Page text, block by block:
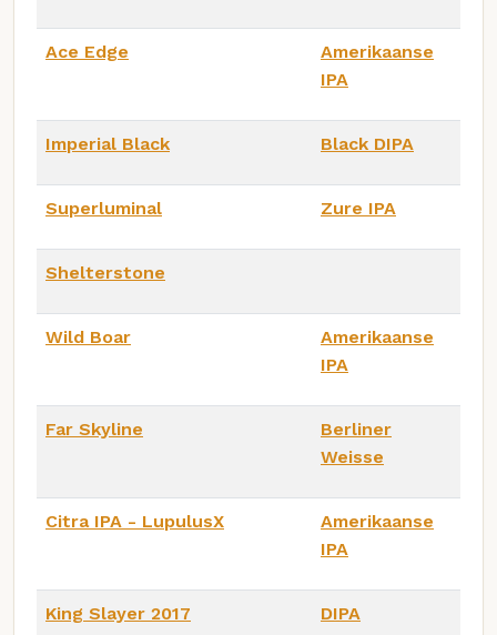
Ace Edge
Amerikaanse
IPA
Imperial Black Black DIPA
Superluminal Zure IPA
Shelterstone
Wild Boar
Amerikaanse
IPA
Far Skyline
Berliner
Weisse
Citra IPA - LupulusX
Amerikaanse
IPA
King Slayer 2017 DIPA